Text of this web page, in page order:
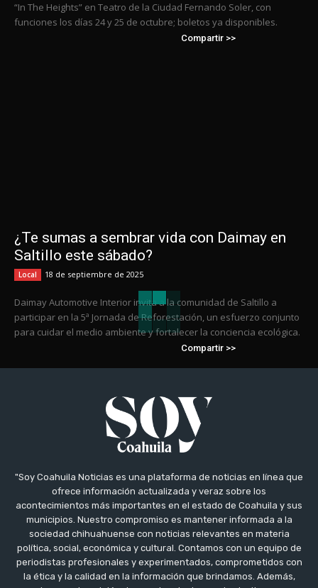
“In The Heights” en Teatro de la Ciudad Fernando Soler, con
funciones los días 24 y 25 de octubre; boletos ya disponibles.
Compartir >>
¿Te sumas a sembrar vida con Daimay en
Saltillo este sábado?
Local 18 de septiembre de 2025
Daimay Automotive Interior invita a la comunidad de Saltillo a
participar en la 5ª Jornada de Reforestación, un esfuerzo conjunto
para cuidar el medio ambiente y fortalecer la conciencia ecológica.
Compartir >>
"Soy Coahuila Noticias es una plataforma de noticias en línea que
ofrece información actualizada y veraz sobre los
acontecimientos más importantes en el estado de Coahuila y sus
municipios. Nuestro compromiso es mantener informada a la
sociedad chihuahuense con noticias relevantes en materia
política, social, económica y cultural. Contamos con un equipo de
periodistas profesionales y experimentados, comprometidos con
la ética y la calidad en la información que brindamos. Además,